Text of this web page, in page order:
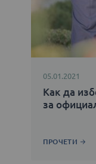
05.01.2021
Как да
за
ПРОЧЕТИ